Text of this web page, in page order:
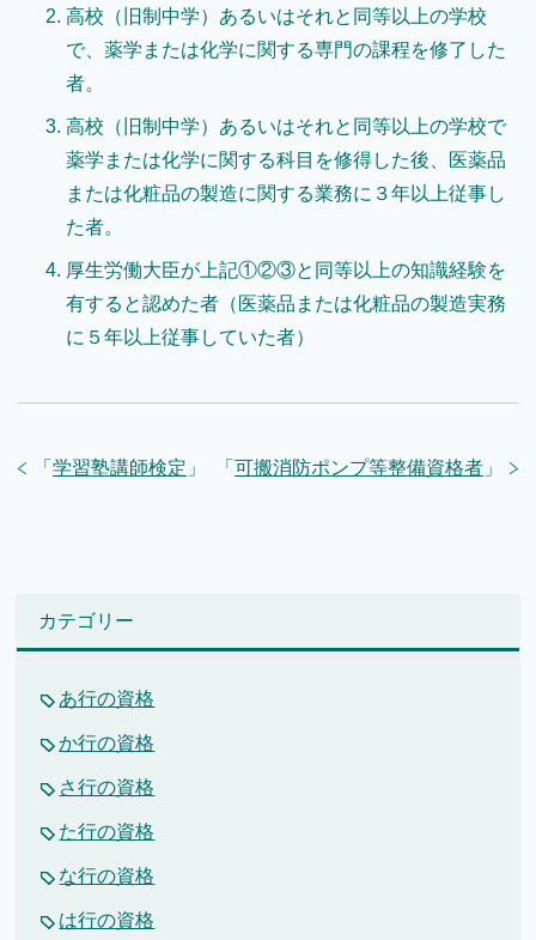
高校（旧制中学）あるいはそれと同等以上の学校
で、薬学または化学に関する専門の課程を修了した
者。
高校（旧制中学）あるいはそれと同等以上の学校で
薬学または化学に関する科目を修得した後、医薬品
または化粧品の製造に関する業務に３年以上従事し
た者。
厚生労働大臣が上記①②③と同等以上の知識経験を
有すると認めた者（医薬品または化粧品の製造実務
に５年以上従事していた者）
「 可搬消防ポンプ等整備資格者 」
「 学習塾講師検定 」
カテゴリー
あ行の資格
か行の資格
さ行の資格
た行の資格
な行の資格
は行の資格